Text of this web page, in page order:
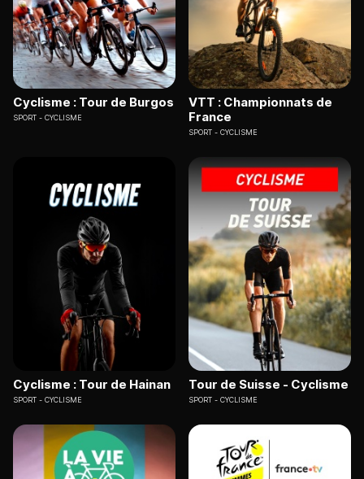
Cyclisme : Tour de Burgos
SPORT CYCLISME
VTT : Championnats de
France
SPORT CYCLISME
Cyclisme : Tour de Hainan
SPORT CYCLISME
Tour de Suisse - Cyclisme
SPORT CYCLISME